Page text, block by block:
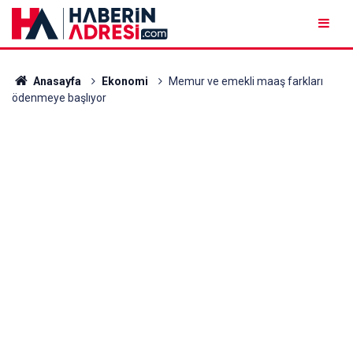
Anasayfa Ekonomi
Memur ve emekli maaş farkları
ödenmeye başlıyor